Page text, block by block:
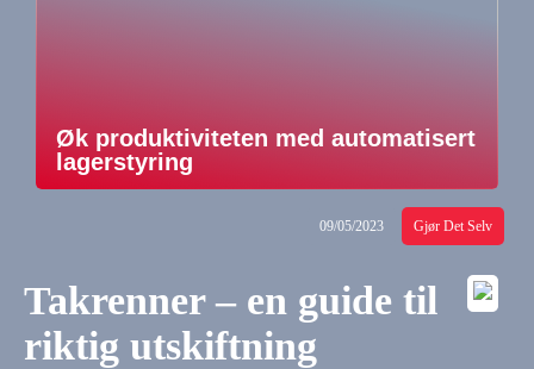
Øk produktiviteten med automatisert
lagerstyring
09/05/2023 Gjør Det Selv
Takrenner – en guide til
riktig utskiftning